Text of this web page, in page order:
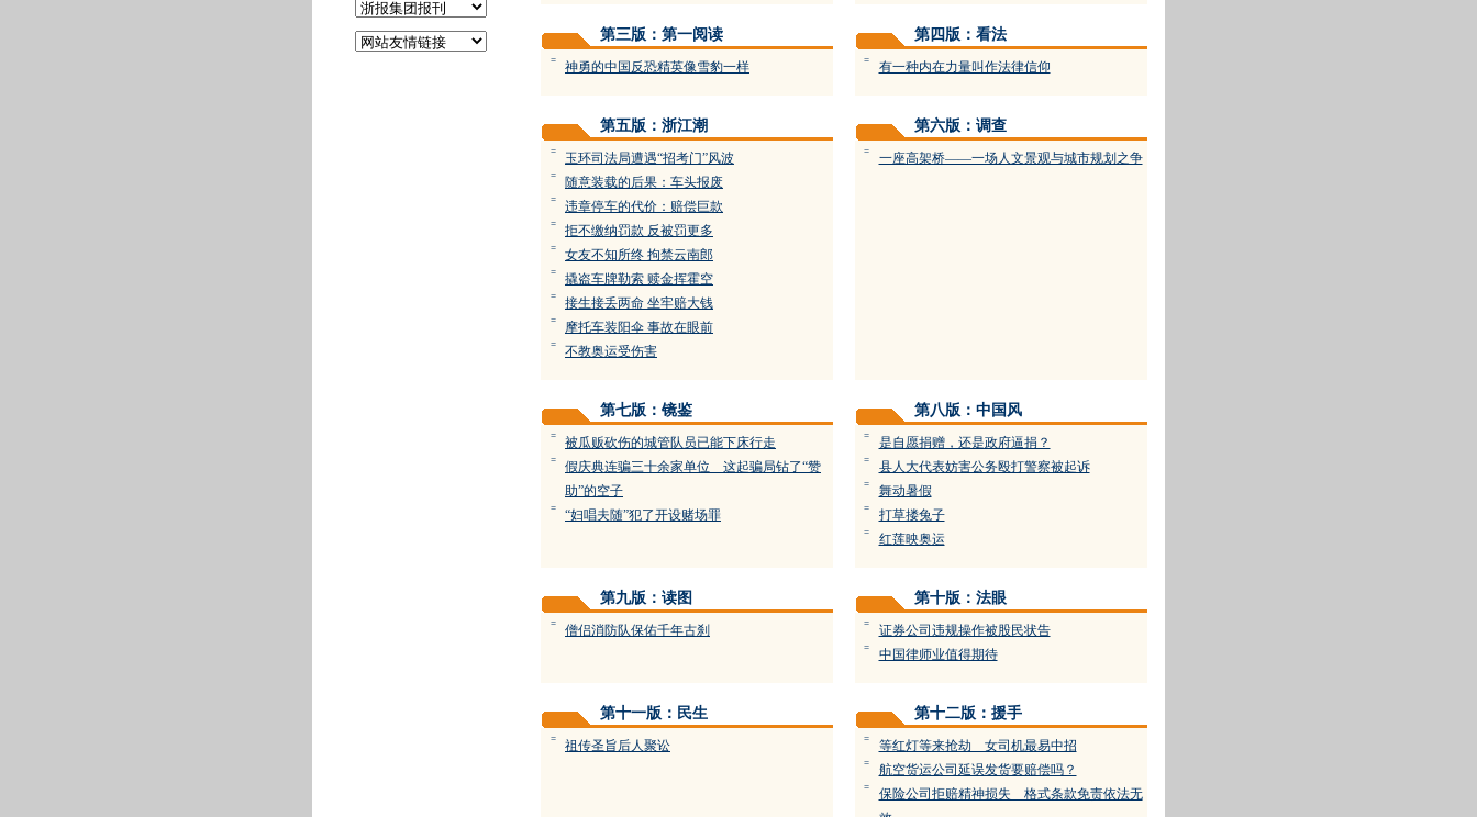
第三版：第一阅读
= 神勇的中国反恐精英像雪豹一样
第四版：看法
= 有一种内在力量叫作法律信仰
第五版：浙江潮
= 玉环司法局遭遇“招考门”风波
= 随意装载的后果：车头报废
= 违章停车的代价：赔偿巨款
= 拒不缴纳罚款 反被罚更多
= 女友不知所终 拘禁云南郎
= 撬盗车牌勒索 赎金挥霍空
= 接生接丢两命 坐牢赔大钱
= 摩托车装阳伞 事故在眼前
= 不教奥运受伤害
第六版：调查
= 一座高架桥——一场人文景观与城市规划之争
第七版：镜鉴
= 被瓜贩砍伤的城管队员已能下床行走
=
假庆典连骗三十余家单位 这起骗局钻了“赞
助”的空子
= “妇唱夫随”犯了开设赌场罪
第八版：中国风
= 是自愿捐赠，还是政府逼捐？
= 县人大代表妨害公务殴打警察被起诉
= 舞动暑假
= 打草搂兔子
= 红莲映奥运
第九版：读图
= 僧侣消防队保佑千年古刹
第十版：法眼
= 证券公司违规操作被股民状告
= 中国律师业值得期待
第十一版：民生
= 祖传圣旨后人聚讼
第十二版：援手
= 等红灯等来抢劫 女司机最易中招
= 航空货运公司延误发货要赔偿吗？
=
保险公司拒赔精神损失 格式条款免责依法无